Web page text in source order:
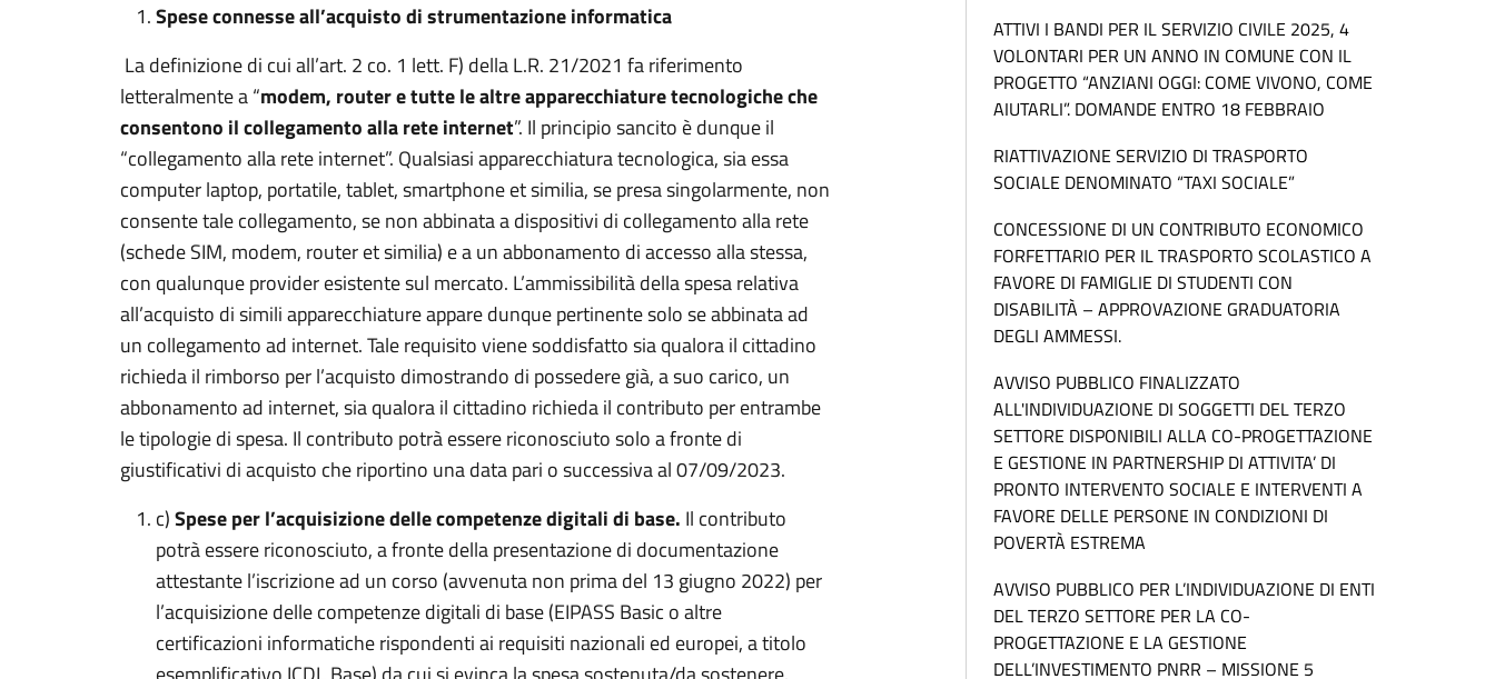
Spese connesse all’acquisto di strumentazione informatica
La definizione di cui all’art. 2 co. 1 lett. F) della L.R. 21/2021 fa riferimento
letteralmente a “modem, router e tutte le altre apparecchiature tecnologiche che
consentono il collegamento alla rete internet”. Il principio sancito è dunque il
“collegamento alla rete internet”. Qualsiasi apparecchiatura tecnologica, sia essa
computer laptop, portatile, tablet, smartphone et similia, se presa singolarmente, non
consente tale collegamento, se non abbinata a dispositivi di collegamento alla rete
(schede SIM, modem, router et similia) e a un abbonamento di accesso alla stessa,
con qualunque provider esistente sul mercato. L’ammissibilità della spesa relativa
all’acquisto di simili apparecchiature appare dunque pertinente solo se abbinata ad
un collegamento ad internet. Tale requisito viene soddisfatto sia qualora il cittadino
richieda il rimborso per l’acquisto dimostrando di possedere già, a suo carico, un
abbonamento ad internet, sia qualora il cittadino richieda il contributo per entrambe
le tipologie di spesa. Il contributo potrà essere riconosciuto solo a fronte di
giustificativi di acquisto che riportino una data pari o successiva al 07/09/2023.
c)Spese per l’acquisizione delle competenze digitali di base. Il contributo
potrà essere riconosciuto, a fronte della presentazione di documentazione
attestante l’iscrizione ad un corso (avvenuta non prima del 13 giugno 2022) per
l’acquisizione delle competenze digitali di base (EIPASS Basic o altre
certificazioni informatiche rispondenti ai requisiti nazionali ed europei, a titolo
ATTIVI I BANDI PER IL SERVIZIO CIVILE 2025, 4
VOLONTARI PER UN ANNO IN COMUNE CON IL
PROGETTO “ANZIANI OGGI: COME VIVONO, COME
AIUTARLI”. DOMANDE ENTRO 18 FEBBRAIO
RIATTIVAZIONE SERVIZIO DI TRASPORTO
SOCIALE DENOMINATO “TAXI SOCIALE”
CONCESSIONE DI UN CONTRIBUTO ECONOMICO
FORFETTARIO PER IL TRASPORTO SCOLASTICO A
FAVORE DI FAMIGLIE DI STUDENTI CON
DISABILITÀ – APPROVAZIONE GRADUATORIA
DEGLI AMMESSI.
AVVISO PUBBLICO FINALIZZATO
ALL'INDIVIDUAZIONE DI SOGGETTI DEL TERZO
SETTORE DISPONIBILI ALLA CO-PROGETTAZIONE
E GESTIONE IN PARTNERSHIP DI ATTIVITA’ DI
PRONTO INTERVENTO SOCIALE E INTERVENTI A
FAVORE DELLE PERSONE IN CONDIZIONI DI
POVERTÀ ESTREMA
AVVISO PUBBLICO PER L’INDIVIDUAZIONE DI ENTI
DEL TERZO SETTORE PER LA CO-
PROGETTAZIONE E LA GESTIONE
DELL’INVESTIMENTO PNRR – MISSIONE 5